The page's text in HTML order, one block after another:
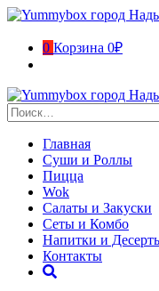
Перейти
содержимому
0 Корзина 0₽
Найти:
Главная
Суши и Роллы
Пицца
Wok
Салаты и Закуски
Сеты и Комбо
Напитки и
Контакты